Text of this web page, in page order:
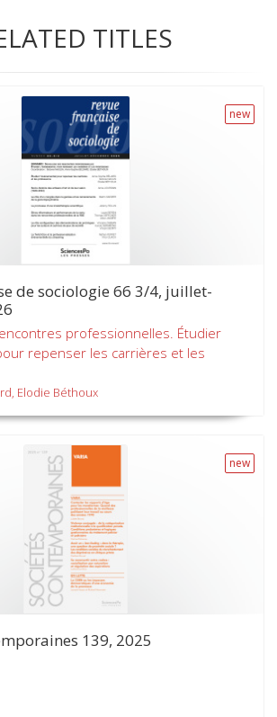
TITLES
new
de sociologie 66 3/4, juillet-
professionnelles. Étudier
repenser les carrières et les
Elodie Béthoux
new
139, 2025